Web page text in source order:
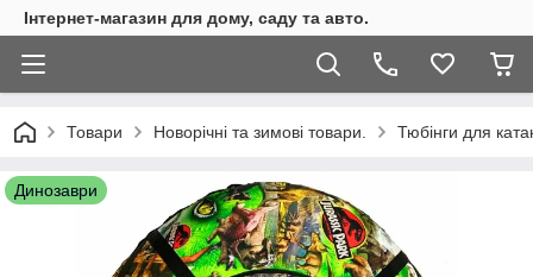
Інтернет-магазин для дому, саду та авто.
Товари Новорічні та зимові товари. Тюбінги для
Динозаври